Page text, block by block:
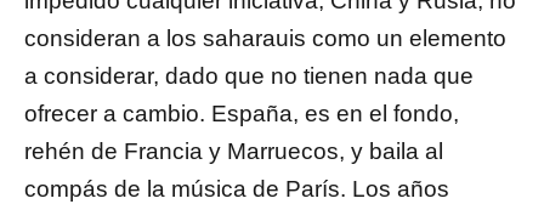
consideran a los saharauis como un elemento
a considerar, dado que no tienen nada que
ofrecer a cambio. España, es en el fondo,
rehén de Francia y Marruecos, y baila al
compás de la música de París. Los años